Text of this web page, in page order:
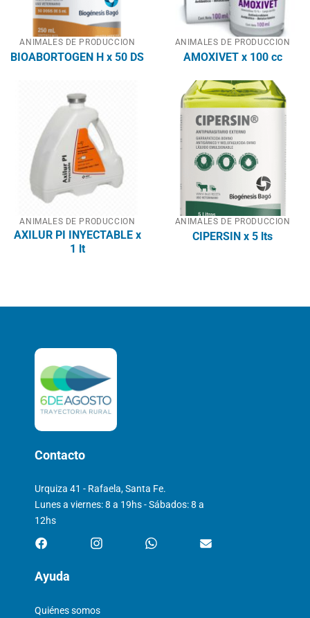
ANIMALES DE PRODUCCION
BIOABORTOGEN H x 50 DS
ANIMALES DE PRODUCCION
AMOXIVET x 100 cc
ANIMALES DE PRODUCCION
AXILUR PI INYECTABLE x
1 lt
ANIMALES DE PRODUCCION
CIPERSIN x 5 lts
Contacto
Urquiza 41 - Rafaela, Santa Fe.
Lunes a viernes: 8 a 19hs - Sábados: 8 a
12hs
Ayuda
Quiénes somos